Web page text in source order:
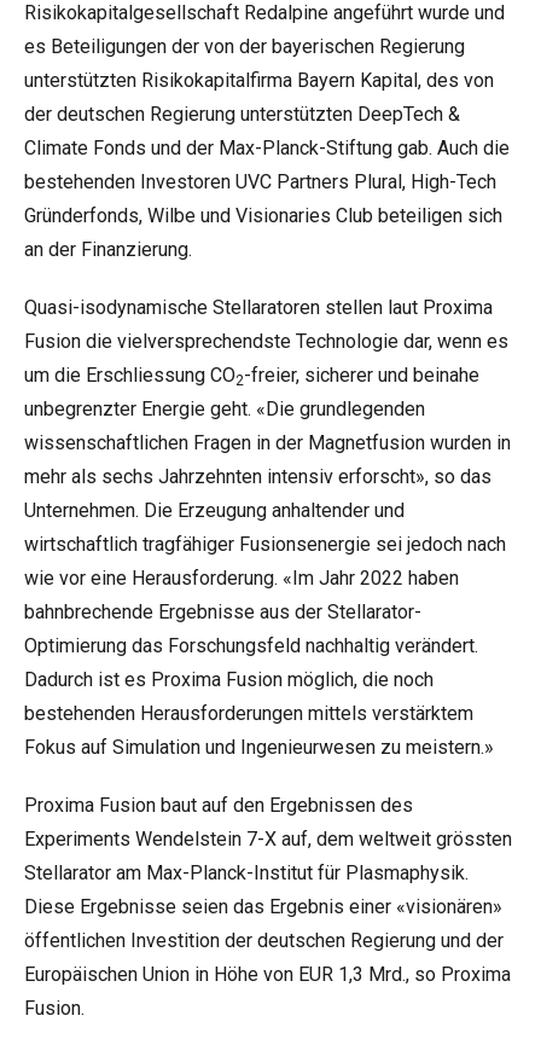
Risikokapitalgesellschaft Redalpine angeführt wurde und
es Beteiligungen der von der bayerischen Regierung
unterstützten Risikokapitalfirma Bayern Kapital, des von
der deutschen Regierung unterstützten DeepTech &
Climate Fonds und der Max-Planck-Stiftung gab. Auch die
bestehenden Investoren UVC Partners Plural, High-Tech
Gründerfonds, Wilbe und Visionaries Club beteiligen sich
an der Finanzierung.
Quasi-isodynamische Stellaratoren stellen laut Proxima
Fusion die vielversprechendste Technologie dar, wenn es
um die Erschliessung CO2-freier, sicherer und beinahe
unbegrenzter Energie geht. «Die grundlegenden
wissenschaftlichen Fragen in der Magnetfusion wurden in
mehr als sechs Jahrzehnten intensiv erforscht», so das
Unternehmen. Die Erzeugung anhaltender und
wirtschaftlich tragfähiger Fusionsenergie sei jedoch nach
wie vor eine Herausforderung. «Im Jahr 2022 haben
bahnbrechende Ergebnisse aus der Stellarator-
Optimierung das Forschungsfeld nachhaltig verändert.
Dadurch ist es Proxima Fusion möglich, die noch
bestehenden Herausforderungen mittels verstärktem
Fokus auf Simulation und Ingenieurwesen zu meistern.»
Proxima Fusion baut auf den Ergebnissen des
Experiments Wendelstein 7-X auf, dem weltweit grössten
Stellarator am Max-Planck-Institut für Plasmaphysik.
Diese Ergebnisse seien das Ergebnis einer «visionären»
öffentlichen Investition der deutschen Regierung und der
Europäischen Union in Höhe von EUR 1,3 Mrd., so Proxima
Fusion.